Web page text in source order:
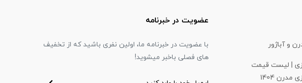
و آباژور
| لیست قیمت
مدرن 1404
عضویت در خبرنامه
با عضویت در خبرنامه ما، اولین نفری باشید که از تخفیف
های فصلی باخبر میشوید!